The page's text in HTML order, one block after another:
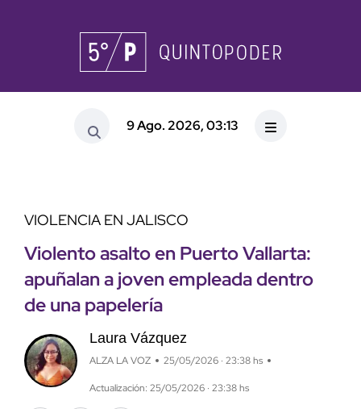
9 Ago. 2026, 03:13
VIOLENCIA EN JALISCO
Violento asalto en Puerto Vallarta:
apuñalan a joven empleada dentro
de una papelería
Laura Vázquez
ALZA LA VOZ 25/05/2026 · 23:38 hs
Actualización: 25/05/2026 · 23:38 hs